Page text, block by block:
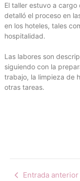
El taller estuvo a
detalló el proceso en
en los hoteles, tales
hospitalidad.
Las labores son
siguiendo con la
trabajo, la limpieza de
otras tareas.
Entrada anterior